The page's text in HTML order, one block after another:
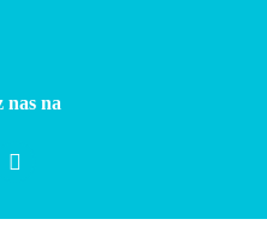
nas na